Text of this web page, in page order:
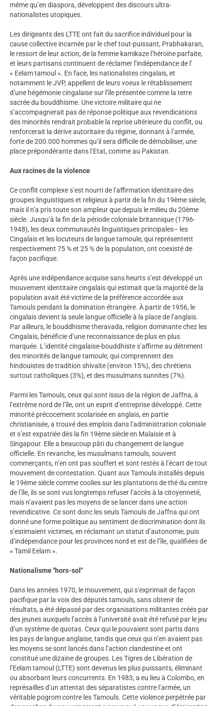
même qu’en diaspora, développent des discours ultra-
nationalistes utopiques.
Les dirigeants des LTTE ont fait du sacrifice individuel pour la
cause collective incarnée par le chef tout-puissant, Prabhakaran,
le ressort de leur action, de la femme kamikaze l’héroïne parfaite,
et leurs partisans continuent de réclamer l’indépendance de l’
« Eelam tamoul ». En face, les nationalistes cingalais, et
notamment le JVP, appellent de leurs voeux le rétablissement
d’une hégémonie cingalaise sur l’île présentée comme la terre
sacrée du bouddhisme. Une victoire militaire qui ne
s’accompagnerait pas de réponse politique aux revendications
des minorités rendrait probable la reprise ultérieure du conflit, ou
renforcerait la dérive autoritaire du régime, donnant à l’armée,
forte de 200.000 hommes qu’il sera difficile de démobiliser, une
place prépondérante dans l’Etat, comme au Pakistan.
Aux racines de la violence
Ce conflit complexe s’est nourri de l’affirmation identitaire des
groupes linguistiques et religieux à partir de la fin du 19ème siècle,
mais il n’a pris toute son ampleur que depuis le milieu du 20ème
siècle. Jusqu’à la fin de la période coloniale britannique (1796-
1948), les deux communautés linguistiques principales– les
Cingalais et les locuteurs de langue tamoule, qui représentent
respectivement 75 % et 25 % de la population, ont coexisté de
façon pacifique.
Après une indépendance acquise sans heurts s’est développé un
mouvement identitaire cingalais qui estimait que la majorité de la
population avait été victime de la préférence accordée aux
Tamouls pendant la domination étrangère. À partir de 1956, le
cingalais devient la seule langue officielle à la place de l’anglais.
Par ailleurs, le bouddhisme theravada, religion dominante chez les
Cingalais, bénéficie d’une reconnaissance de plus en plus
marquée. L’identité cingalaise-bouddhiste s’affirme au détriment
des minorités de langue tamoule, qui comprennent des
hindouistes de tradition shivaïte (environ 15%), des chrétiens
surtout catholiques (3%), et des musulmans sunnites (7%).
Parmi les Tamouls, ceux qui sont issus de la région de Jaffna, à
l’extrême nord de l’île, ont un esprit d’entreprise développé. Cette
minorité précocement scolarisée en anglais, en partie
christianisée, a trouvé des emplois dans l’administration coloniale
et s’est expatriée dès la fin 19ème siècle en Malaisie et à
Singapour. Elle a beaucoup pâti du changement de langue
officielle. En revanche, les musulmans tamouls, souvent
commerçants, n’en ont pas souffert et sont restés à l’écart de tout
mouvement de contestation. Quant aux Tamouls installés depuis
le 19ème siècle comme coolies sur les plantations de thé du centre
de l’île, ils se sont vus longtemps refuser l’accès à la citoyenneté,
mais n’avaient pas les moyens de se lancer dans une action
revendicative. Ce sont donc les seuls Tamouls de Jaffna qui ont
donné une forme politique au sentiment de discrimination dont ils
s’estimaient victimes, en réclamant un statut d’autonomie, puis
d’indépendance pour les provinces nord et est de l’île, qualifiées de
« Tamil Eelam ».
Nationalisme "hors-sol"
Dans les années 1970, le mouvement, qui s’exprimait de façon
pacifique par la voix des députés tamouls, sans obtenir de
résultats, a été dépassé par des organisations militantes créés par
des jeunes auxquels l’accès à l’université avait été refusé par le jeu
d’un système de quotas. Ceux qui le pouvaient sont partis dans
les pays de langue anglaise, tandis que ceux qui n’en avaient pas
les moyens se sont lancés dans l’action clandestine et ont
constitué une dizaine de groupes. Les Tigres de Libération de
l’Eelam tamoul (LTTE) sont devenus les plus puissants, éliminant
ou absorbant leurs concurrents. En 1983, a eu lieu à Colombo, en
représailles d’un attentat des séparatistes contre l’armée, un
véritable pogrom contre les Tamouls. Cette violence perpétrée par